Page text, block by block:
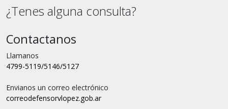
¿Tenes alguna consulta?
Contactanos
Llamanos
4799-5119/5146/5127
Envianos un correo electrónico
correodefensorvlopez.gob.ar